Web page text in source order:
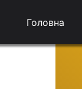
Головна